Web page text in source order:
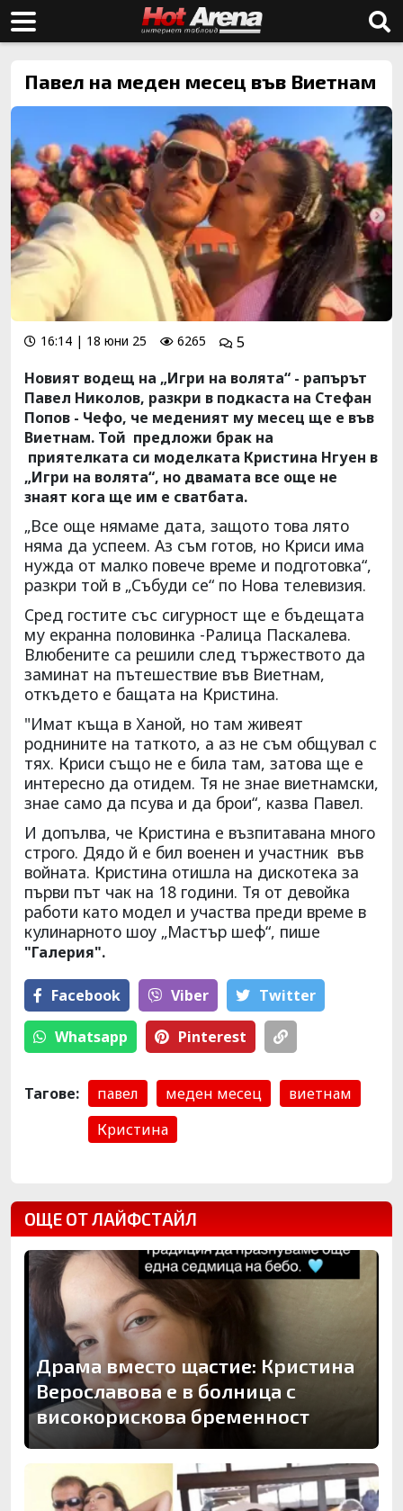
Павел на меден месец във Виетнам
16:14 | 18 юни 25 6265
5
Новият водещ на „Игри на волята“ - рапърът
Павел Николов, разкри в подкаста на Стефан
Попов - Чефо, че меденият му месец ще е във
Виетнам. Той предложи брак на
приятелката си моделката Кристина Нгуен в
„Игри на волята“, но двамата все още не
знаят кога ще им е сватбата.
„Все още нямаме дата, защото това лято
няма да успеем. Аз съм готов, но Криси има
нужда от малко повече време и подготовка“,
разкри той в „Събуди се“ по Нова телевизия.
Сред гостите със сигурност ще е бъдещата
му екранна половинка -Ралица Паскалева.
Влюбените са решили след тържеството да
заминат на пътешествие във Виетнам,
откъдето е бащата на Кристина.
"Имат къща в Ханой, но там живеят
роднините на таткото, а аз не съм общувал с
тях. Криси също не е била там, затова ще е
интересно да отидем. Тя не знае виетнамски,
знае само да псува и да брои“, казва Павел.
И допълва, че Кристина е възпитавана много
строго. Дядо й е бил военен и участник във
войната. Кристина отишла на дискотека за
първи път чак на 18 години. Тя от девойка
работи като модел и участва преди време в
кулинарното шоу „Мастър шеф“, пише
"Галерия".
Facebook Viber Тwitter
Whatsapp Pinterest
Тагове: павел меден месец
виетнам
Кристина
ОЩЕ ОТ ЛАЙФСТАЙЛ
Драма вместо щастие: Кристина
Верославова е в болница с
високорискова бременност